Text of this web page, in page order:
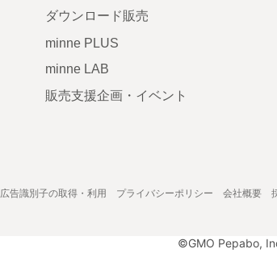
ダウンロード販売
minne PLUS
minne LAB
販売支援企画・イベント
広告識別子の取得・利用 プライバシーポリシー 会社概要
©GMO Pepabo,